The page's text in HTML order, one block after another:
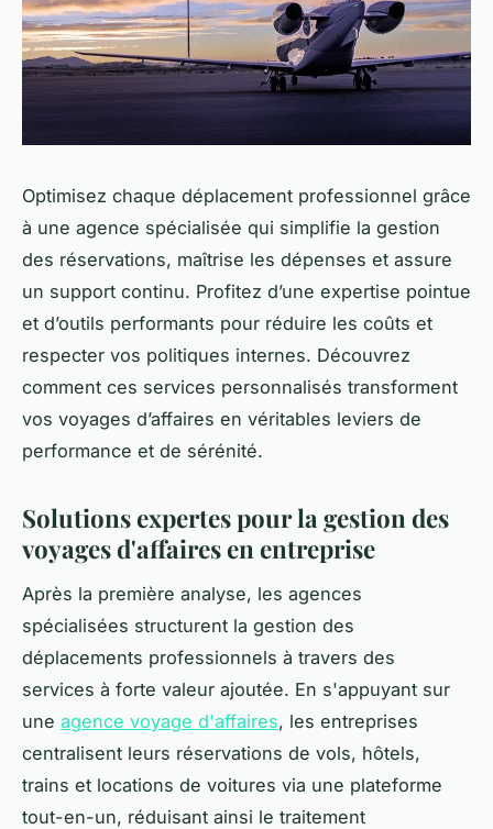
Optimisez chaque déplacement professionnel grâce
à une agence spécialisée qui simplifie la gestion
des réservations, maîtrise les dépenses et assure
un support continu. Profitez d’une expertise pointue
et d’outils performants pour réduire les coûts et
respecter vos politiques internes. Découvrez
comment ces services personnalisés transforment
vos voyages d’affaires en véritables leviers de
performance et de sérénité.
Solutions expertes pour la gestion des
voyages d'affaires en entreprise
Après la première analyse, les agences
spécialisées structurent la gestion des
déplacements professionnels à travers des
services à forte valeur ajoutée. En s'appuyant sur
une agence voyage d'affaires, les entreprises
centralisent leurs réservations de vols, hôtels,
trains et locations de voitures via une plateforme
tout-en-un, réduisant ainsi le traitement